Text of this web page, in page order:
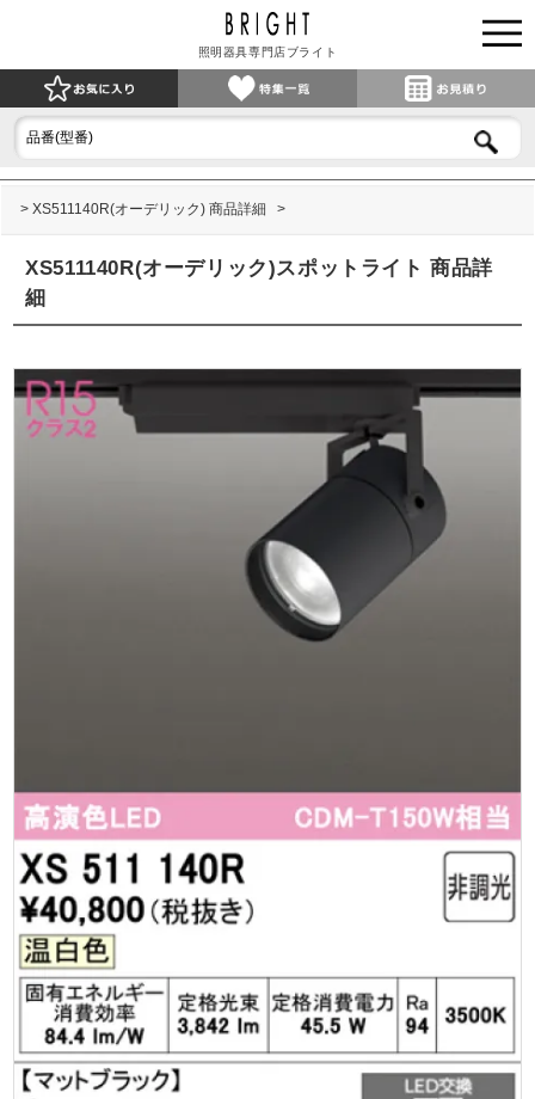
照明器具専門店ブライト
XS511140R(オーデリック) 商品詳細
XS511140R(オーデリック)スポットライト 商品詳
細